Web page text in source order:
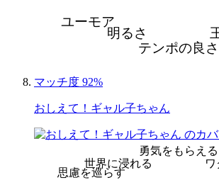
テンポの良さ
明るさ
ユーモア
マッチ度 92%
おしえて！ギャル子ちゃん
勇気をもらえる
思慮を巡らす
世界に浸れる